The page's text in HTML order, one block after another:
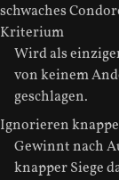
schwaches
Kriterium
Wird als
von keinem
geschlagen.
Ignorieren
Gewinnt nach
knapper Siege